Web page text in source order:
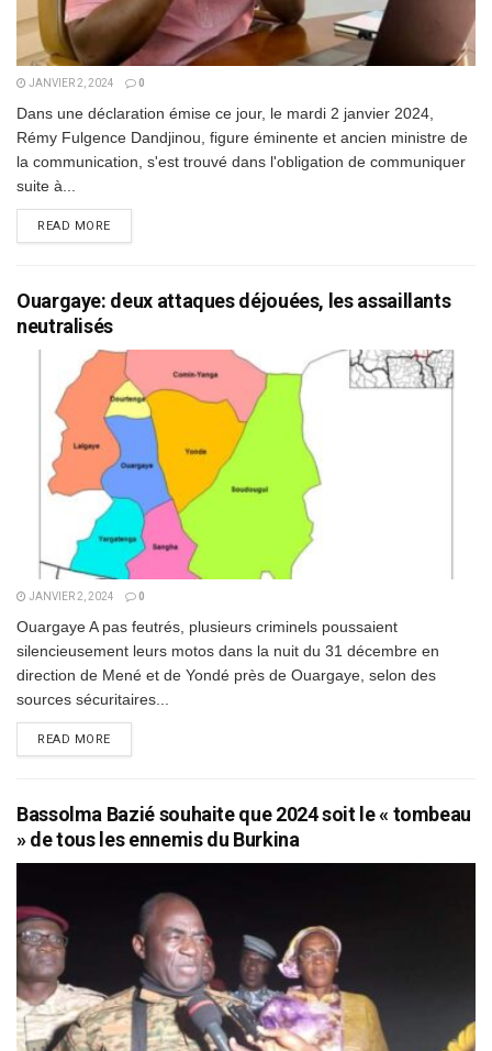
JANVIER 2, 2024 0
Dans une déclaration émise ce jour, le mardi 2 janvier 2024,
Rémy Fulgence Dandjinou, figure éminente et ancien ministre de
la communication, s'est trouvé dans l'obligation de communiquer
suite à...
READ MOREDETAILS
Ouargaye: deux attaques déjouées, les assaillants
neutralisés
JANVIER 2, 2024 0
Ouargaye A pas feutrés, plusieurs criminels poussaient
silencieusement leurs motos dans la nuit du 31 décembre en
direction de Mené et de Yondé près de Ouargaye, selon des
sources sécuritaires...
READ MOREDETAILS
Bassolma Bazié souhaite que 2024 soit le « tombeau
» de tous les ennemis du Burkina